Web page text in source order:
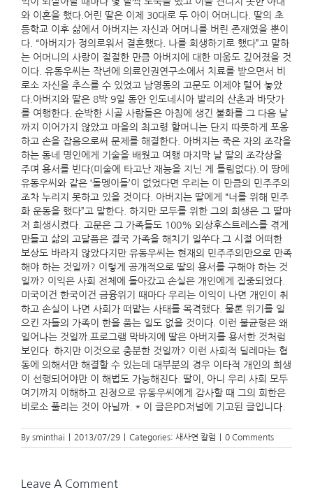
와 이혼을 했다.어린 딸은 이제 30대로 두 아이 어머니다. 딸의 초
등학교 이후 삶에서 아버지는 자신과 어머니를 버린 존재였을 뿐이
다. “아버지가 정의로워서 결혼했다. 나를 희생하기로 했다”고 말하
는 어머니의 사랑이 절절한 만큼 아버지에 대한 미움도 깊어졌을 것
이다. 유동우씨는 작년에 의료인권연구소에서 치료를 받으면서 비
로소 자신을 추스를 수 있었고 남영동의 고문도 이제야 털어 놓았
다.아버지와 딸은 8박 9일 동안 인도네시아 발리의 산촌과 바닷가
를 여행한다. 순박한 시골 사람들은 아침에 생긴 불화를 그 다음 날
까지 이어가지 않았고 마을의 최고령 할머니는 단지 따뜻하게 포옹
하고 손을 잡음으로써 문제를 해결한다. 아버지는 죽은 자의 조각을
하는 동네 명인에게 기술을 배웠고 여행 마지막 날 딸의 조각상을
주며 용서를 빈다(미술에 타고난 재능을 지닌 게 틀림없다).이 땅에
유동우씨와 같은 ‘돌멩이들’이 없었다면 우리는 이 만큼의 민주주의
조차 누리지 못하고 있을 것이다. 아버지는 딸에게 “너를 위해 민주
화 운동을 했다”고 말한다. 하지만 모두를 위한 그의 희생은 그 딸마
저 희생시켰다. 고문은 그 가족들도 100% 외상후스트레스를 겪게
만들고 삶의 고달픔은 결국 가족을 해치기 일쑤다.그 시절 어떠한
보상도 바라지 않았다지만 유동우씨는 현재의 민주주의만으로 만족
해야 하는 것일까? 이렇게 공개적으로 딸의 용서를 구해야 하는 것
일까? 이익은 사회 전체에 돌아갔고 손실은 개인에게 집중되었다.
미국이건 한국이건 금융위기 때마다 우리는 이익이 나면 개인이 취
하고 손실이 나면 사회가 떠맡는 사태를 목격했다. 물론 위기를 일
으킨 자들의 가족이 한을 품는 일도 없을 것이다. 이런 불균형은 왜
일어나는 것일까.프로그램 막바지에 딸은 아버지를 용서한 것처럼
보인다. 하지만 이것으로 충분한 것일까? 이런 사회적 딜레마는 협
동에 의해서만 해결할 수 있는데 대부분의 경우 이타적 개인의 희생
이 선행되어야만 이 해법도 가능해진다. 딸이, 아니 우리 사회 모두
여기까지 이해하고 진정으로 유동우씨에게 감사할 때 그의 회한은
비로소 풀리는 것이 아닐까. * 이 글은PD저널에 기고된 글입니다.
By sminthai 2013/07/29 Categories: 새사연 칼럼 0 Comments
Leave A Comment